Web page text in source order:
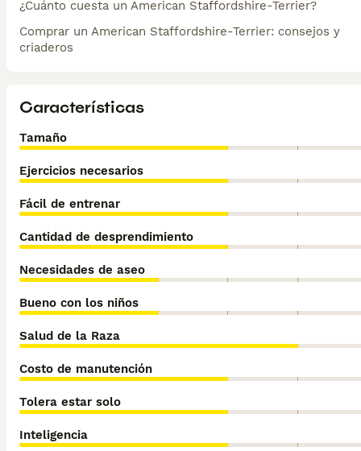
¿Cuánto cuesta un American Staffordshire-Terrier?
Comprar un American Staffordshire-Terrier: consejos y
criaderos
Características
Tamaño
Ejercicios necesarios
Fácil de entrenar
Cantidad de desprendimiento
Necesidades de aseo
Bueno con los niños
Salud de la Raza
Costo de manutención
Tolera estar solo
Inteligencia